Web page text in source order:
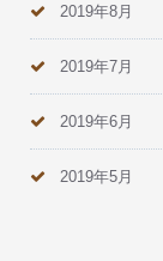
2019年8月
2019年7月
2019年6月
2019年5月